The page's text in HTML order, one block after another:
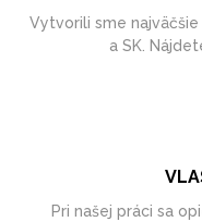
Vytvorili sme
a SK.
Pri našej práci sa